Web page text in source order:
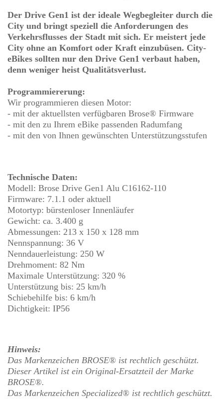
Der Drive Gen1 ist der ideale Wegbegleiter durch die
City und bringt speziell die Anforderungen des
Verkehrsflusses der Stadt mit sich. Er meistert jede
City ohne an Komfort oder Kraft einzubüsen. City-
eBikes sollten nur den Drive Gen1 verbaut haben,
denn weniger heist Qualitätsverlust.
Programmiererung:
Wir programmieren diesen Motor:
- mit der aktuellsten verfügbaren Brose® Firmware
- mit den zu Ihrem eBike passenden Radumfang
- mit den von Ihnen gewünschten Unterstützungsstufen
Technische Daten:
Modell: Brose Drive Gen1 Alu C16162-110
Firmware: 7.1.1 oder aktuell
Motortyp: bürstenloser Innenläufer
Gewicht: ca. 3.400 g
Abmessungen: 213 x 150 x 128 mm
Nennspannung: 36 V
Nenndauerleistung: 250 W
Drehmoment: 82 Nm
Maximale Unterstützung: 320 %
Unterstützung bis: 25 km/h
Schiebehilfe bis: 6 km/h
Dichtigkeit: IP56
Hinweis:
Das Markenzeichen BROSE® ist rechtlich geschützt.
Dieser Artikel ist ein Original-Ersatzteil der Marke
BROSE®.
Das Markenzeichen Specialized® ist rechtlich geschützt.